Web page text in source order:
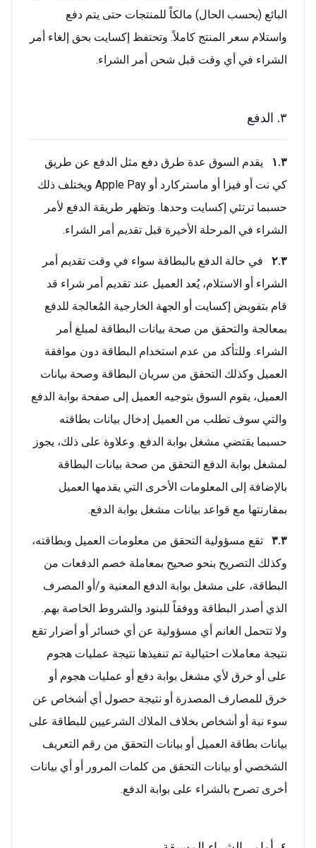
البائع (بحسب الحال) مالكاً للمنتجات حتى يتم دفع
واستلام سعر المنتج كاملاً. وتحتفظ إكسايت بحق إلغاء أمر
الشراء في أي وقت قبل شحن أمر الشراء.
٣. الدفع
١.٣
يقدم السوق عدة طرق دفع مثل الدفع عن طريق
كي نت أو فيزا أو ماستركارد أو Apple Pay ويختلف ذلك
حسبما ترتئي إكسايت وحدها. وتظهر طريقة الدفع لأمر
الشراء في المرحلة الأخيرة قبل تقديم أمر الشراء.
٢.٣
في حالة الدفع بالبطاقة سواء في وقت تقديم أمر
الشراء أو الاستلام، يُعد العميل عند تقديم أمر شراء قد
قام بتفويض إكسايت أو الجهة الخارجية المُعالجة للدفع
بمعالجة والتحقق من صحة بيانات البطاقة لمبلغ أمر
الشراء. وللتأكد من عدم استخدام البطاقة دون موافقة
العميل وكذلك التحقق من سريان البطاقة وصحة بيانات
العميل، يقوم السوق بتوجيه العميل إلى صفحة بوابة الدفع
والتي سوف تطلب من العميل إدخال بيانات بطاقته
حسبما يقتضي مشغل بوابة الدفع. وعلاوة على ذلك، يجوز
لمشغل بوابة الدفع التحقق من صحة بيانات البطاقة
بالإضافة إلى المعلومات الأخرى التي يقدمها العميل
بمقارنتها مع قواعد بيانات مشغل بوابة الدفع.
٣.٣
تقع مسؤولية التحقق من معلومات العميل وبطاقته،
وكذلك التصريح بنحو صحيح بمعاملة خصم الدفعات من
البطاقة، على مشغل بوابة الدفع المعنية و/أو المصرف
الذي أصدر البطاقة ووفقاً للبنود والشروط الخاصة بهم.
ولا تتحمل الغانم أي مسؤولية عن أي خسائر أو أضرار تقع
نتيجة معاملات احتيالية تم تنفيذها نتيجة عمليات هجوم
على أو خرق لأي مشغل بوابة دفع أو عمليات هجوم أو
خرق للمصارف المصدرة أو نتيجة حصول أي أشخاص عن
سوء نية أو أشخاص بخلاف الملاك الشرعيين للبطاقة على
بيانات بطاقة العميل أو بيانات التحقق من رقم التعريف
الشخصي أو بيانات التحقق من كلمات المرور أو أي بيانات
أخرى تصرح بالشراء على بوابة الدفع.